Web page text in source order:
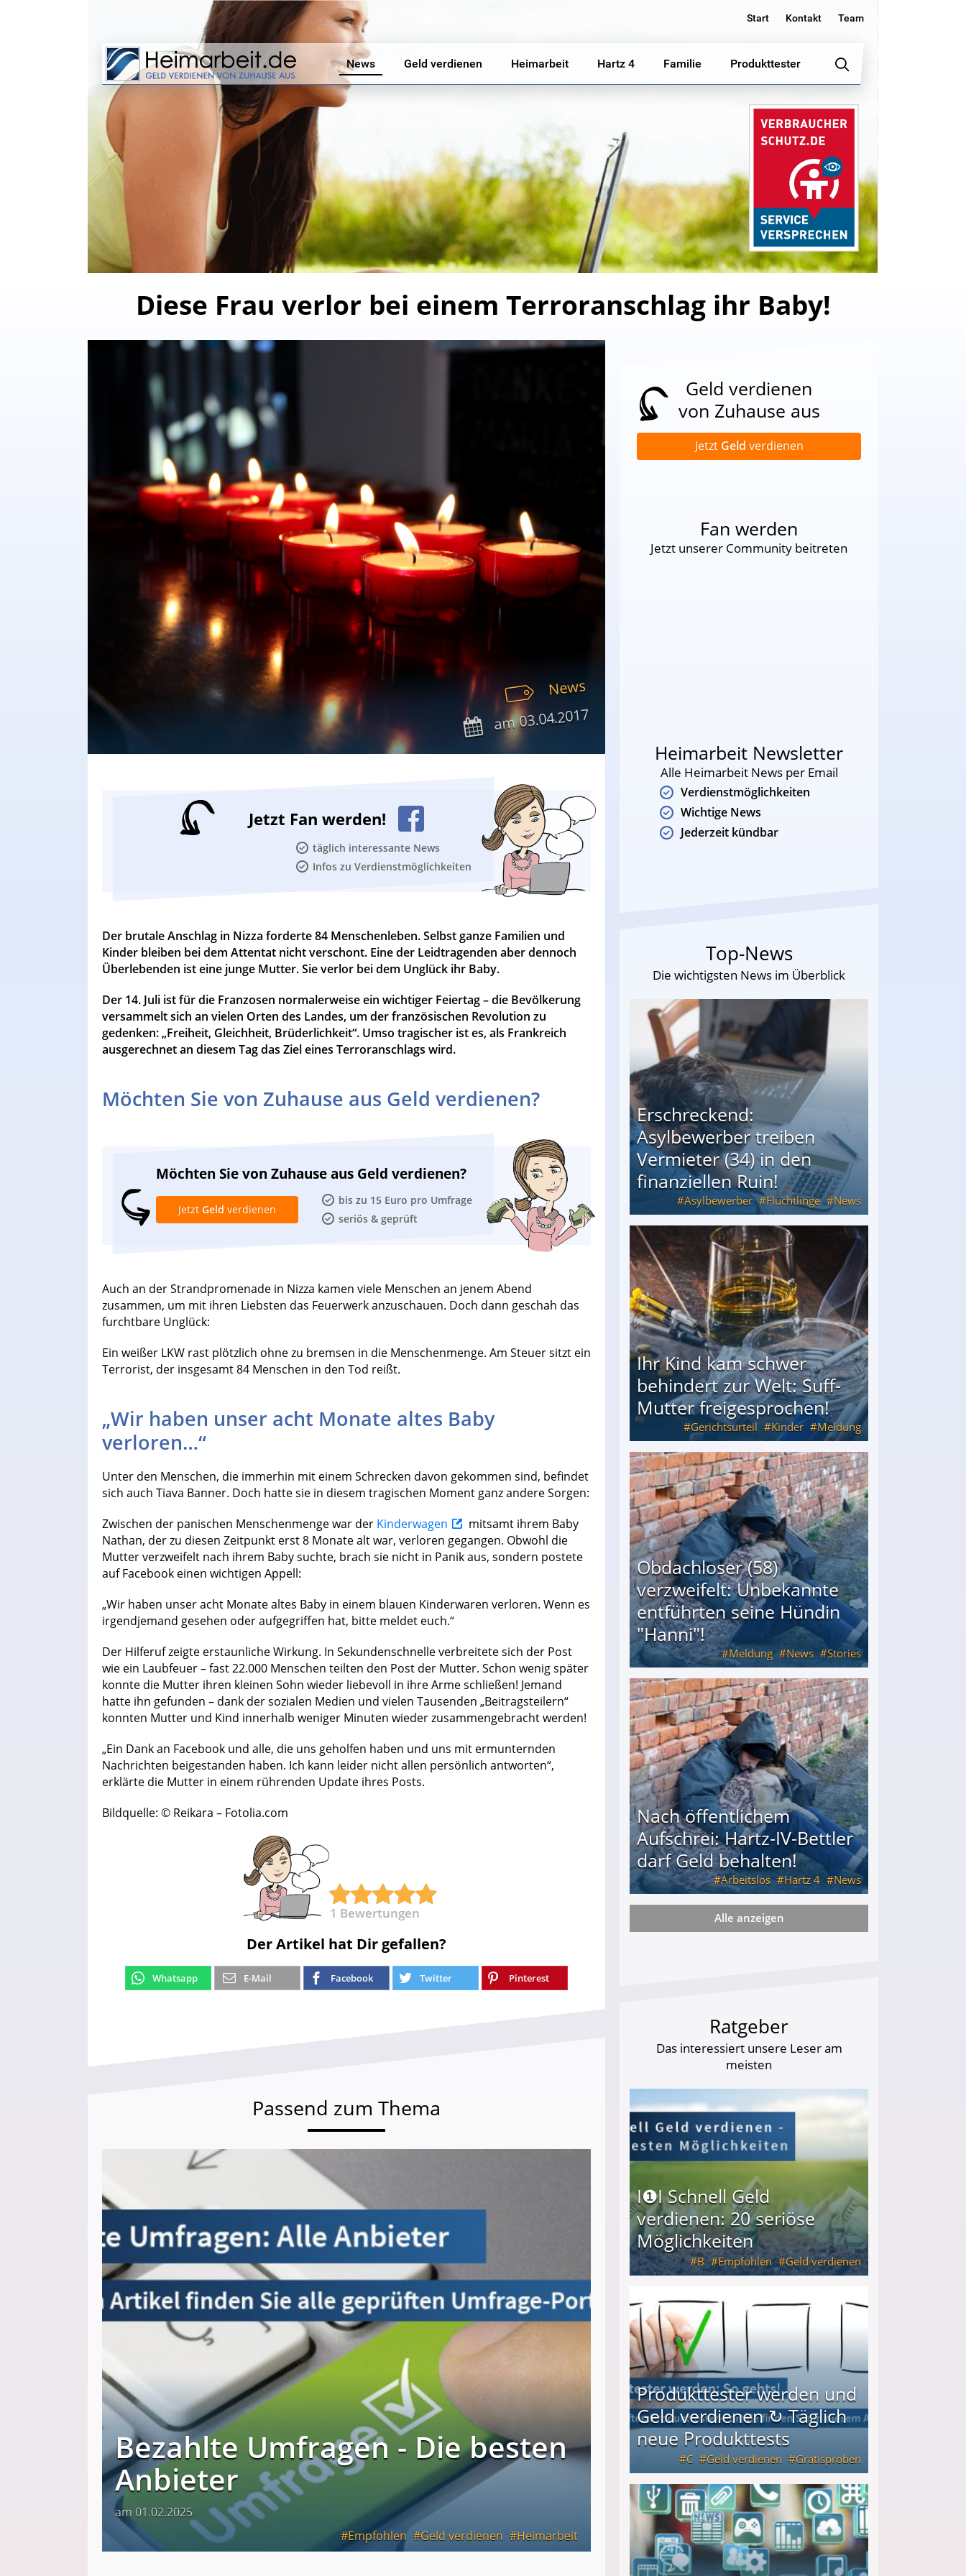
Start Kontakt Team
News Geld verdienen Heimarbeit Hartz 4 Familie Produkttester
Diese Frau verlor bei einem Terroranschlag ihr Baby!
News
am03.04.2017
Jetzt Fan werden!
täglich interessante News
Infos zu Verdienstmöglichkeiten
Der brutale Anschlag in Nizza forderte 84 Menschenleben. Selbst ganze Familien und
Kinder bleiben bei dem Attentat nicht verschont. Eine der Leidtragenden aber dennoch
Überlebenden ist eine junge Mutter. Sie verlor bei dem Unglück ihr Baby.
Der 14. Juli ist für die Franzosen normalerweise ein wichtiger Feiertag – die Bevölkerung
versammelt sich an vielen Orten des Landes, um der französischen Revolution zu
gedenken: „Freiheit, Gleichheit, Brüderlichkeit“. Umso tragischer ist es, als Frankreich
ausgerechnet an diesem Tag das Ziel eines Terroranschlags wird.
Möchten Sie von Zuhause aus Geld verdienen?
Möchten Sie von Zuhause aus Geld verdienen?
bis zu 15 Euro pro Umfrage
seriös & geprüft
Jetzt Geld verdienen
Auch an der Strandpromenade in Nizza kamen viele Menschen an jenem Abend
zusammen, um mit ihren Liebsten das Feuerwerk anzuschauen. Doch dann geschah das
furchtbare Unglück:
Ein weißer LKW rast plötzlich ohne zu bremsen in die Menschenmenge. Am Steuer sitzt ein
Terrorist, der insgesamt 84 Menschen in den Tod reißt.
„Wir haben unser acht Monate altes Baby
verloren…“
Unter den Menschen, die immerhin mit einem Schrecken davon gekommen sind, befindet
sich auch Tiava Banner. Doch hatte sie in diesem tragischen Moment ganz andere Sorgen:
Zwischen der panischen Menschenmenge war der Kinderwagen
mitsamt ihrem Baby
Nathan, der zu diesen Zeitpunkt erst 8 Monate alt war, verloren gegangen. Obwohl die
Mutter verzweifelt nach ihrem Baby suchte, brach sie nicht in Panik aus, sondern postete
auf Facebook einen wichtigen Appell:
„Wir haben unser acht Monate altes Baby in einem blauen Kinderwaren verloren. Wenn es
irgendjemand gesehen oder aufgegriffen hat, bitte meldet euch.“
Der Hilferuf zeigte erstaunliche Wirkung. In Sekundenschnelle verbreitete sich der Post
wie ein Laubfeuer – fast 22.000 Menschen teilten den Post der Mutter. Schon wenig später
konnte die Mutter ihren kleinen Sohn wieder liebevoll in ihre Arme schließen! Jemand
hatte ihn gefunden – dank der sozialen Medien und vielen Tausenden „Beitragsteilern“
konnten Mutter und Kind innerhalb weniger Minuten wieder zusammengebracht werden!
„Ein Dank an Facebook und alle, die uns geholfen haben und uns mit ermunternden
Nachrichten beigestanden haben. Ich kann leider nicht allen persönlich antworten“,
erklärte die Mutter in einem rührenden Update ihres Posts.
Bildquelle: © Reikara – Fotolia.com
1 Bewertungen
Der Artikel hat Dir gefallen?
Whatsapp E-Mail Facebook Twitter Pinterest
Passend zum Thema
Bezahlte Umfragen - Die besten
Anbieter
am 01.02.2025
Empfohlen
Geld verdienen Heimarbeit
Geld verdienen
von Zuhause aus
Jetzt Geld verdienen
Fan werden
Jetzt unserer Community beitreten
Heimarbeit Newsletter
Alle Heimarbeit News per Email
Verdienstmöglichkeiten
Wichtige News
Jederzeit kündbar
Top-News
Die wichtigsten News im Überblick
Erschreckend:
Asylbewerber treiben
Vermieter (34) in den
finanziellen Ruin!
Asylbewerber Flüchtlinge News
Erschreckend: Asylbewerber treiben Vermieter (34) in den finanziellen Ruin!
Ihr Kind kam schwer
behindert zur Welt: Suff-
Mutter freigesprochen!
Gerichtsurteil Kinder Meldung
Ihr Kind kam schwer behindert zur Welt: Suff-Mutter freigesprochen!
Obdachloser (58)
verzweifelt: Unbekannte
entführten seine Hündin
"Hanni"!
Meldung News Stories
Obdachloser (58) verzweifelt: Unbekannte entführten seine Hündin "Hanni"!
Nach öffentlichem
Aufschrei: Hartz-IV-Bettler
darf Geld behalten!
Arbeitslos Hartz 4 News
Nach öffentlichem Aufschrei: Hartz-IV-Bettler darf Geld behalten!
Alle anzeigen
Ratgeber
Das interessiert unsere Leser am
meisten
I❶I Schnell Geld
verdienen: 20 seriöse
Möglichkeiten
B Empfohlen Geld verdienen
I❶I Schnell Geld verdienen: 20 seriöse Möglichkeiten
Produkttester werden und
Geld verdienen ↻ Täglich
neue Produkttests
C Geld verdienen Gratisproben
Produkttester werden und Geld verdienen ↻ Täglich neue Produkttests